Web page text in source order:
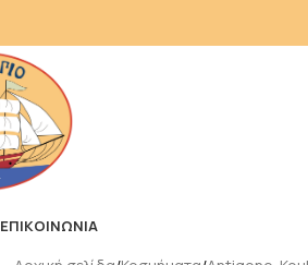
ΕΠΙΚΟΙΝΩΝΙΑ